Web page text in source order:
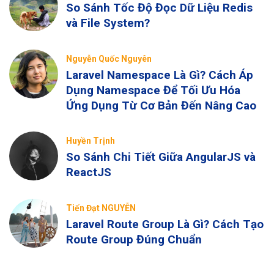
So Sánh Tốc Độ Đọc Dữ Liệu Redis
và File System?
Nguyễn Quốc Nguyên
Laravel Namespace Là Gì? Cách Áp
Dụng Namespace Để Tối Ưu Hóa
Ứng Dụng Từ Cơ Bản Đến Nâng Cao
Huyền Trịnh
So Sánh Chi Tiết Giữa AngularJS và
ReactJS
Tiến Đạt NGUYỄN
Laravel Route Group Là Gì? Cách Tạo
Route Group Đúng Chuẩn